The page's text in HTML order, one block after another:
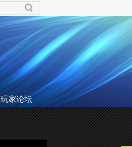
玩家论坛